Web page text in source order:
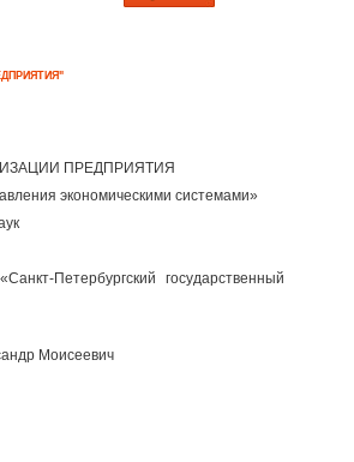
ПРЕДПРИЯТИЯ
экономическими системами»
Петербургский государственный
Моисеевич